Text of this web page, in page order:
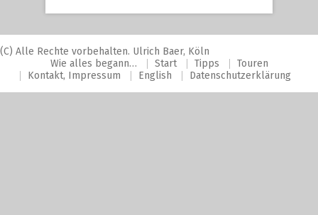
(C) Alle Rechte vorbehalten. Ulrich Baer, Köln
Wie alles begann…
Start Tipps
Touren
Kontakt, Impressum
English Datenschutzerklärung